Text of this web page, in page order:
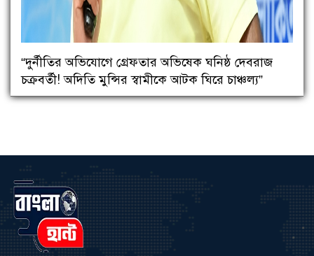
“দুর্নীতির অভিযোগে গ্রেফতার অভিষেক ঘনিষ্ঠ দেবরাজ
চক্রবর্তী! অদিতি মুন্সির স্বামীকে আটক ঘিরে চাঞ্চল্য”